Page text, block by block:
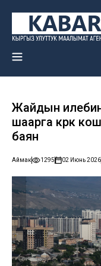
Жайдын
шаарга көрк
баян
Аймак 1295 02 Июнь 2026